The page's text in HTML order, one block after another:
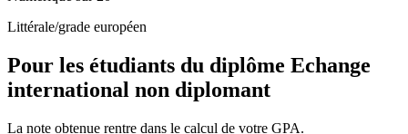
Littérale/grade européen
Pour les étudiants du diplôme Echange
international non diplomant
La note obtenue rentre dans le calcul de votre GPA.